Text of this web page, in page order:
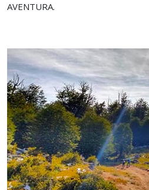
AVENTURA.